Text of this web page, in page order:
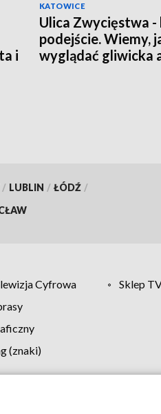
i
KATOWICE
Ulica Zwycięstwa -
podejście. Wiemy,
wyglądać gliwicka
/ LUBLIN / ŁÓDŹ /
Cyfrowa
Sklep
(znaki)